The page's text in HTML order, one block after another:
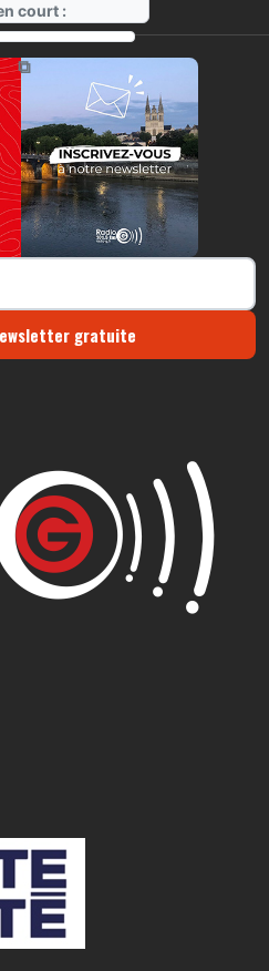
court :
https://radio-g.fr?15785
⧉
gratuite